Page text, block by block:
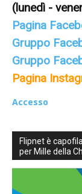
(lunedì -
Pagina
Gruppo
Gruppo
Pagina
Accesso
Flipnet è
per Mille della